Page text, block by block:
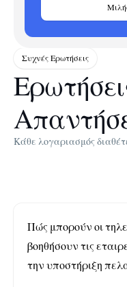
Συχνές Ερωτήσεις
Κάθε λογαριασμός
Πώς μπορούν οι
βοηθήσουν τις
την υποστήριξη